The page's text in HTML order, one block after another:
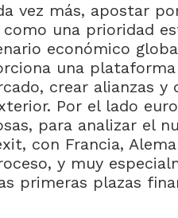
vez más, apostar
una prioridad
económico
una
crear alianzas y
Por el lado
para analizar el
con Francia,
y muy
primeras plazas